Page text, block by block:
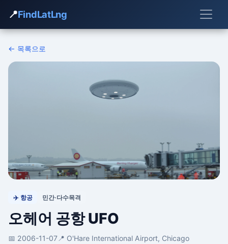
📍FindLatLng
← 목록으로
✈️ 항공 민간·다수목격
오헤어 공항 UFO
📅 2006-11-07📍 O'Hare International Airport, Chicago